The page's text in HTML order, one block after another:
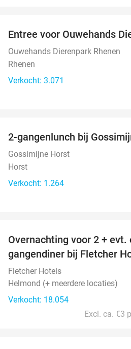
Entree voor Ouwehands
Ouwehands Dierenpark Rhenen
Rhenen
Verkocht: 3.071
2-gangenlunch bij
Gossimijne Horst
Horst
Verkocht: 1.264
Overnachting voor 2 + evt.
gangendiner bij Fletcher
Fletcher Hotels
Helmond (+ meerdere locaties)
Verkocht: 18.054
Excl. ca. €3